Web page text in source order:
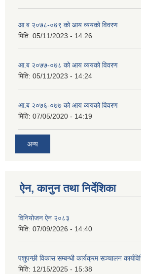
आ.ब २०७८-०७९ को आय व्ययको विवरण
मिति: 05/11/2023 - 14:26
आ.ब २०७७-०७८ को आय व्ययको विवरण
मिति: 05/11/2023 - 14:24
आ.ब २०७६-०७७ को आय व्ययको विवरण
मिति: 07/05/2020 - 14:19
अन्य
ऐन, कानुन तथा निर्देशिका
विनियोजन ऐन २०८३
मिति: 07/09/2026 - 14:40
पशुपन्छी विकास सम्बन्धी कार्यक्रम सञ्चालन
मिति: 12/15/2025 - 15:38